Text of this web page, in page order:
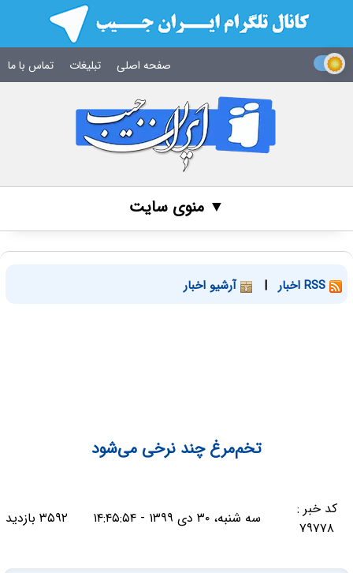
صفحه اصلی تبلیغات تماس با ما
▼ منوی سایت
| آرشیو اخبار
تخم‌مرغ چند نرخی می‌شود
کد خبر :
۷۹۷۷۸
سه شنبه، ۳۰ دی ۱۳۹۹ - ۱۴:۴۵:۵۴ ۳۵۹۲ بازدید